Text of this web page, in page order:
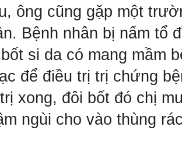
ông cũng gặp một
Bệnh nhân bị nấm tổ
si da có mang mầm
để điều trị trị chứng
xong, đôi bốt đó chị
ngùi cho vào thùng